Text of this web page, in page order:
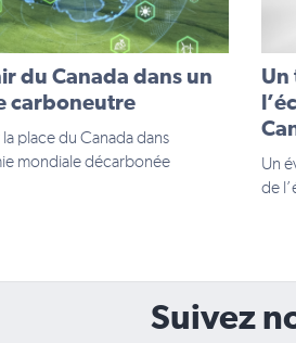
du Canada dans un
carboneutre
la place du Canada dans
mondiale décarbonée
Un
Un
de
Suivez